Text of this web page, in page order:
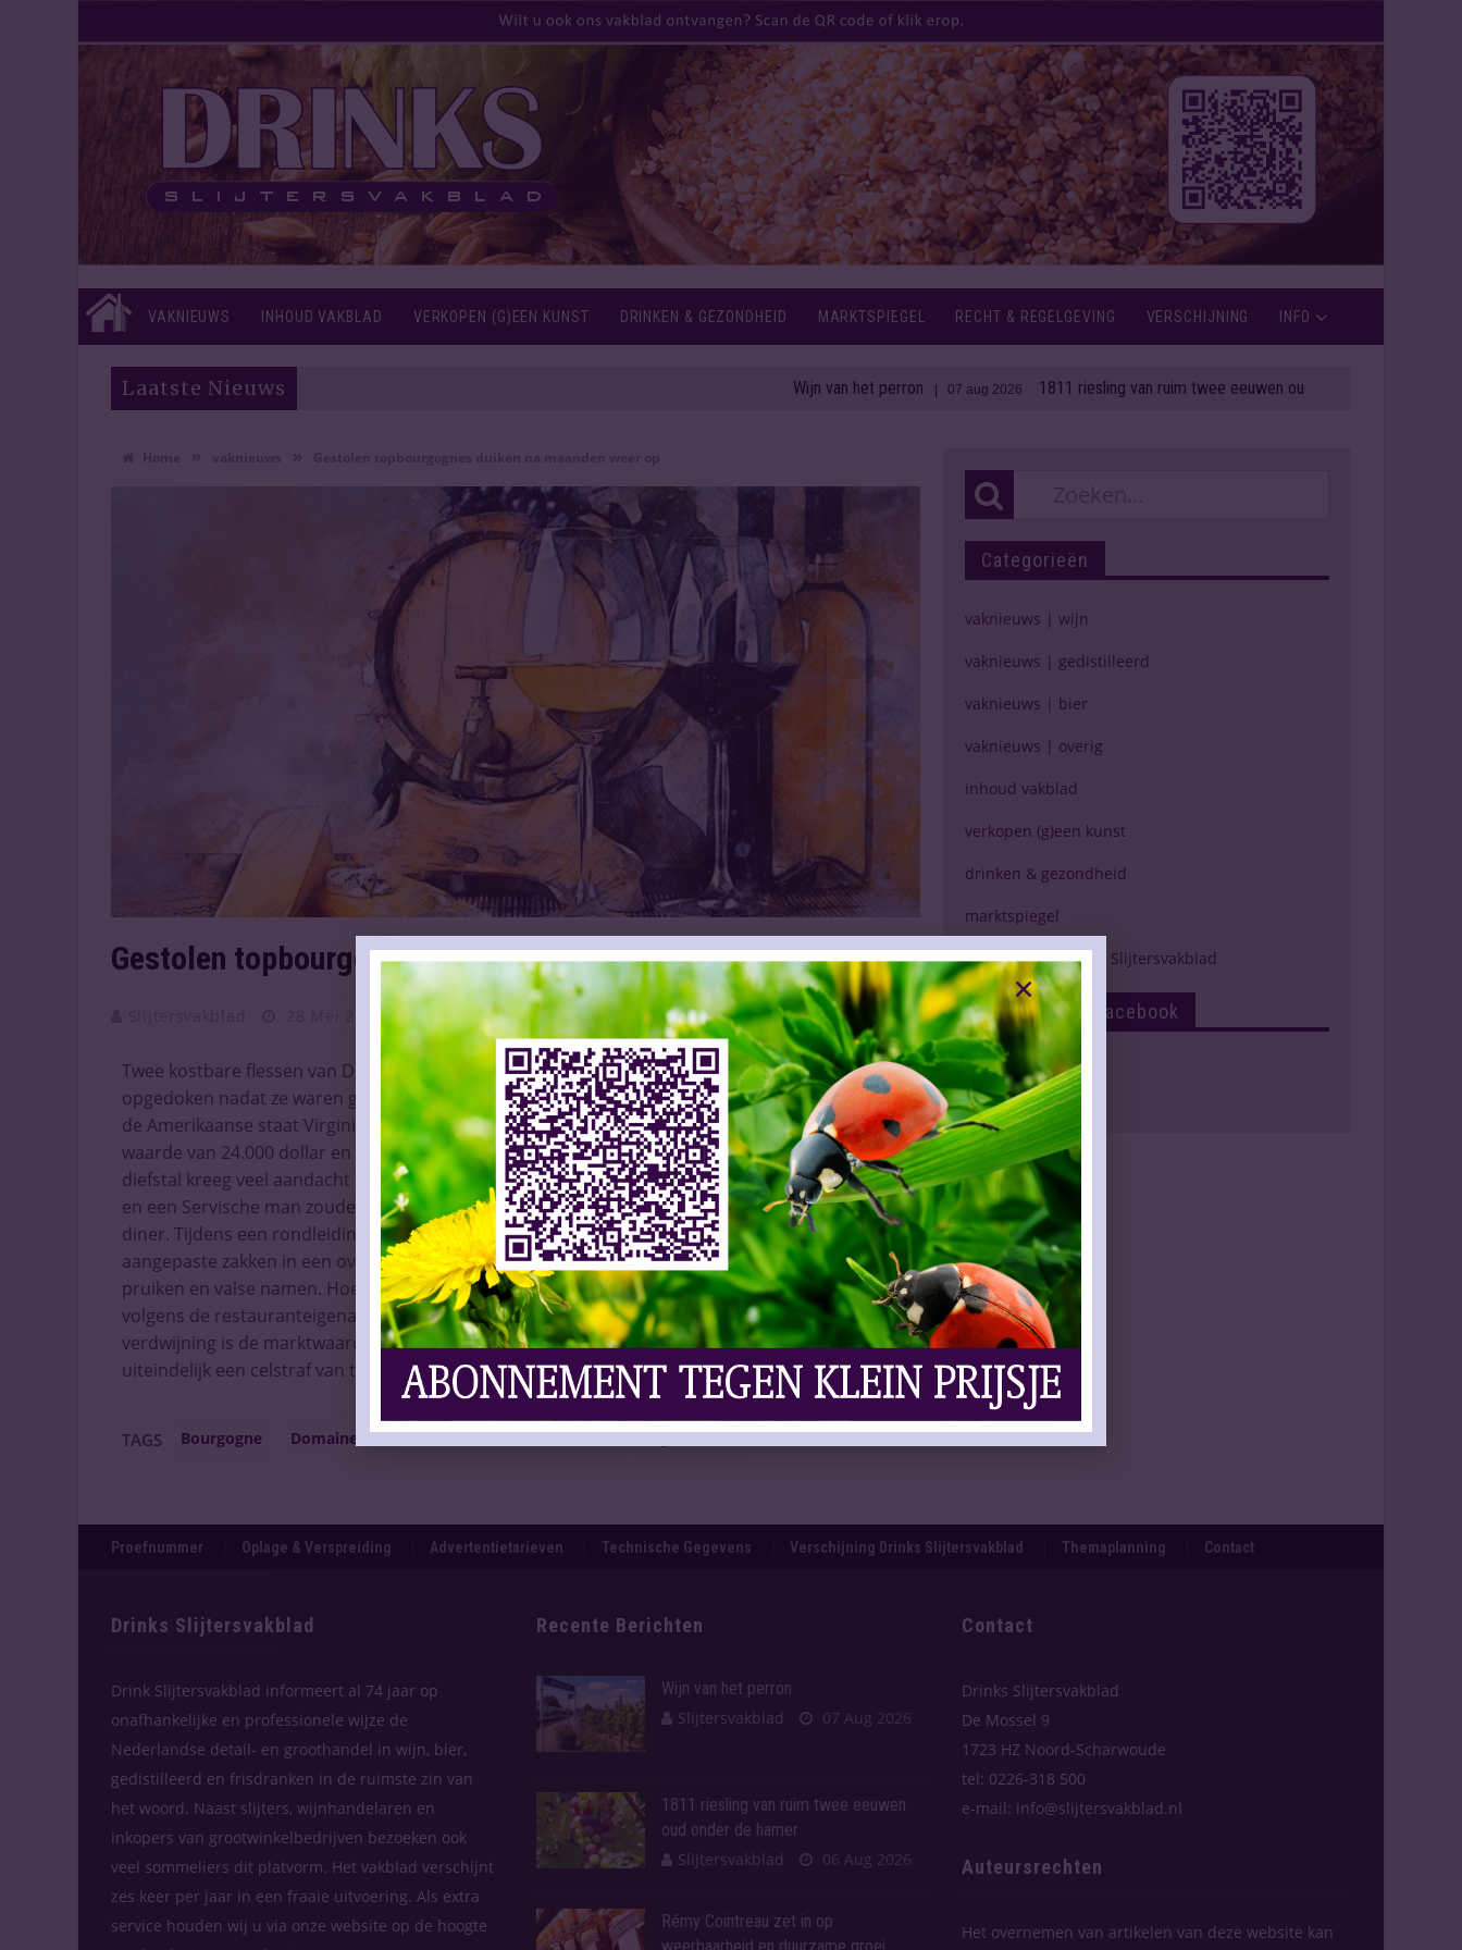
VAKNIEUWS INHOUD VAKBLAD VERKOPEN (G)EEN KUNST DRINKEN & GEZONDHEID MARKTSPIEGEL RECHT & REGELGEVING VERSCHIJNING INFO
Laatste Nieuws Wijn van het perron| 07 aug 2026 1811 riesling van ruim twee eeuwen oud onder de hamer
Gestolen topbourgognes duiken na maanden weer op
28 Mei 2026 Vaknieuws, Vaknieuws | Wijn Reacties Uitgeschakeld
Twee kostbare flessen van Domaine de la Romanée-Conti zijn na bijna vijf maanden opnieuw
opgedoken nadat ze waren gestolen uit de wijnkelder van restaurant L’Auberge Provençale in
de Amerikaanse staat Virginia. Het gaat om een fles romanée-conti 2020 met een geschatte
waarde van 24.000 dollar en een fles richebourg 2019 ter waarde van ongeveer 7.000 dollar. De
diefstal kreeg veel aandacht door de opvallende werkwijze van de verdachten. Een Britse vrouw
en een Servische man zouden zich hebben voorgedaan als potentiële klanten voor een exclusief
diner. Tijdens een rondleiding door de kelder zouden de flessen zijn verdwenen in speciaal
aangepaste zakken in een overjas. Volgens justitie maakten de verdachten ook gebruik van
pruiken en valse namen. Hoewel de wijnen inmiddels zijn teruggevonden, blijft de schade
volgens de restauranteigenaars groot. Door de onbekende bewaaromstandigheden tijdens de
verdwijning is de marktwaarde van de flessen mogelijk sterk gedaald. De Britse verdachte kreeg
uiteindelijk een celstraf van twaalf maanden opgelegd.
TAGS Bourgogne Domaine de la Romanée-Conti fine wine wijndiefstal
Categorieën
vaknieuws | wijn
vaknieuws | gedistilleerd
vaknieuws | bier
vaknieuws | overig
inhoud vakblad
verkopen (g)een kunst
drinken & gezondheid
marktspiegel
Verschijning Drinks Slijtersvakblad
Volg Ons Op Facebook
Proefnummer Oplage & Verspreiding Advertentietarieven Technische Gegevens Verschijning Drinks Slijtersvakblad Themaplanning Contact
Drinks Slijtersvakblad
Drink Slijtersvakblad informeert al 74 jaar op
onafhankelijke en professionele wijze de
Nederlandse detail- en groothandel in wijn, bier,
gedistilleerd en frisdranken in de ruimste zin van
het woord. Naast slijters, wijnhandelaren en
inkopers van grootwinkelbedrijven bezoeken ook
veel sommeliers dit platvorm. Het vakblad verschijnt
zes keer per jaar in een fraaie uitvoering. Als extra
service houden wij u via onze website op de hoogte
Recente Berichten
Wijn van het perron
Slijtersvakblad
07 Aug 2026
1811 riesling van ruim twee eeuwen
oud onder de hamer
Slijtersvakblad
06 Aug 2026
Rémy Cointreau zet in op
Contact
Drinks Slijtersvakblad
De Mossel 9
1723 HZ Noord-Scharwoude
tel: 0226-318 500
e-mail: info@slijtersvakblad.nl
Auteursrechten
Het overnemen van artikelen van deze website kan